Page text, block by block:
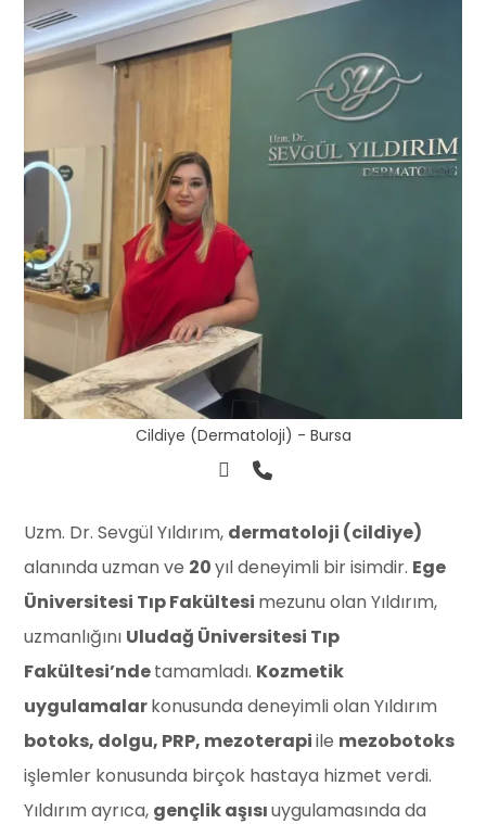
Cildiye (Dermatoloji) - Bursa
⁠Uzm. Dr. Sevgül Yıldırım, dermatoloji (cildiye)
alanında uzman ve 20yıl deneyimli bir isimdir. Ege
Üniversitesi Tıp Fakültesi mezunu olan Yıldırım,
uzmanlığını Uludağ Üniversitesi Tıp
Fakültesi’ndetamamladı. Kozmetik
uygulamalarkonusunda deneyimli olan Yıldırım
botoks, dolgu, PRP, mezoterapiile mezobotoks
işlemler konusunda birçok hastaya hizmet verdi.
Yıldırım ayrıca, gençlik aşısıuygulamasında da